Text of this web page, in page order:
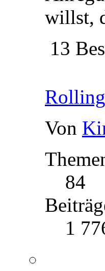
willst,
13
Von
84
1